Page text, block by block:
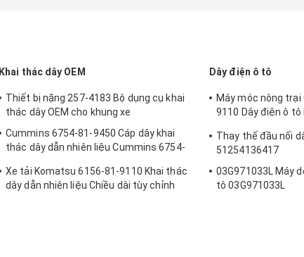
Khai thác dây OEM
Thiết bị nặng 257-4183 Bộ dụng cụ khai
thác dây OEM cho khung xe
Cummins 6754-81-9450 Cáp dây khai
thác dây dẫn nhiên liệu Cummins 6754-
Xe tải Komatsu 6156-81-9110 Khai thác
dây dẫn nhiên liệu Chiều dài tùy chỉnh
Dây điện ô tô
Máy móc nông
9110 Dây điện ô
Thay thế đầu nối
51254136417
03G971033L Máy
tô 03G971033L